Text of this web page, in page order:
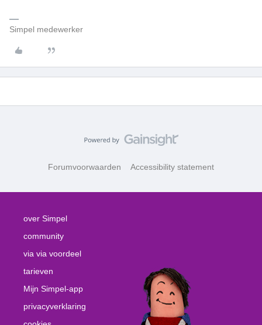
Simpel medewerker
Forumvoorwaarden Accessibility statement
over Simpel
community
via via voordeel
tarieven
Mijn Simpel-app
privacyverklaring